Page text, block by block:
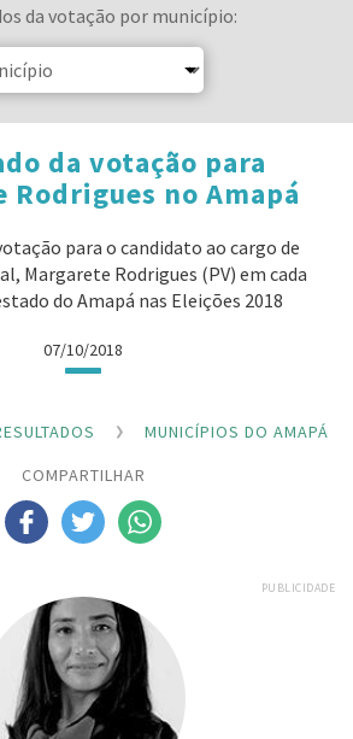
da votação por município:
da votação para
Rodrigues no Amapá
para o candidato ao cargo de
Margarete Rodrigues (PV) em cada
do Amapá nas Eleições 2018
07/10/2018
MUNICÍPIOS DO AMAPÁ
COMPARTILHAR
PUBLICIDADE